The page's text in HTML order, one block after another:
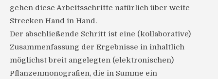
gehen diese Arbeitsschritte natürlich über weite
Strecken Hand in Hand.
Der abschließende Schritt ist eine (kollaborative)
Zusammenfassung der Ergebnisse in inhaltlich
möglichst breit angelegten (elektronischen)
Pflanzenmonografien, die in Summe ein